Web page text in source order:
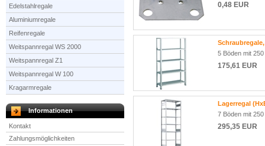
Edelstahlregale
Aluminiumregale
Reifenregale
Weitspannregal WS 2000
Weitspannregal Z1
Weitspannregal W 100
Kragarmregale
Informationen
Kontakt
Zahlungsmöglichkeiten
0,48 EUR
5 Böden mit
175,61 EUR
Lagerregal
7 Böden mit
295,35 EUR